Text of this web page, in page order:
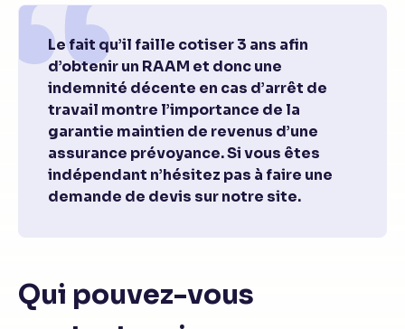
Le fait qu’il faille cotiser 3 ans afin
d’obtenir un RAAM et donc une
indemnité décente en cas d’arrêt de
travail montre l’importance de la
garantie maintien de revenus d’une
assurance prévoyance. Si vous êtes
indépendant n’hésitez pas à faire une
demande de devis sur notre site.
Qui pouvez-vous